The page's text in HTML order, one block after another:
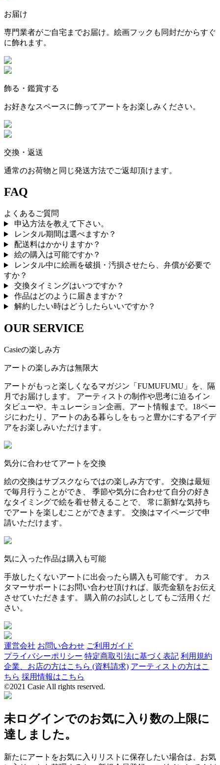
お届け
専門業者がご自宅までお届け。絵画フックも同封だからすぐ
に飾れます。
飾る・鑑賞する
お好きなスペースに飾ってアートをお楽しみください。
交換・返送
通常のお荷物と同じ発送方法でご返却頂けます。
FAQ
よくあるご質問
申込方法を教えて下さい。
レンタル期間は選べますか？
配送料はかかりますか？
絵の購入は可能ですか？
レンタル中に絵画を破損・汚損させたら、弁償が必要で
すか？
交換タイミングはいつですか？
作品はどのように届きますか？
解約したい時はどうしたらいいですか？
OUR SERVICE
Casieの楽しみ方
アートの楽しみ方は無限大
アートがもっと楽しくなるマガジン「FUMUFUMU」を、隔
月でお届けします。 アーティストの制作や思考に迫るイン
タビューや、キュレーション企画、アート情報まで。18ペー
ジにわたり、アートのある暮らしをもっと豊かにするアイデ
アをお楽しみいただけます。
気分に合わせてアートを交換
絵の交換はサブスクならではの楽しみ方です。 交換は最短
で毎月行うことができ、 季節や気分に合わせて自分の好き
なタイミングで絵を着せ替えることで、 常に新鮮な気持ち
でアートを楽しむことができます。 交換はマイページで申
請いただけます。
気に入った作品は購入も可能
手放したくないアートに出会ったら購入も可能です。 カス
タマーサポートにお問い合わせ頂ければ、販売金額をお伝え
させていただきます。 購入前のお試しとしてもご活用くだ
さい。
運営会社 お問い合わせ ご利用ガイド
プライバシーポリシー 特定商取引法に基づく表記 利用規約
企業、お店の方はこちら (資料請求) アーティストの方はこ
ちら 採用情報はこちら
©2021 Casie All rights reserved.
未ログインでのお気に入り数の上限に
達しました。
新たにアートをお気に入りリストに保存したい場合は、お気